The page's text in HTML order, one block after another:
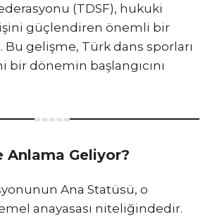
(TDSF), hukuki
güçlendiren önemli bir
Bu gelişme, Türk dans sporları
bir dönemin başlangıcını
Anlama Geliyor?
Ana Statüsü, o
anayasası niteliğindedir.